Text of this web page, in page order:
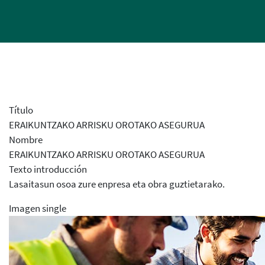
Título
ERAIKUNTZAKO ARRISKU OROTAKO ASEGURUA
Nombre
ERAIKUNTZAKO ARRISKU OROTAKO ASEGURUA
Texto introducción
Lasaitasun osoa zure enpresa eta obra guztietarako.
Imagen single